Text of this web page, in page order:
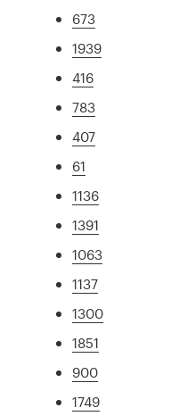
673
1939
416
783
407
61
1136
1391
1063
1137
1300
1851
900
1749